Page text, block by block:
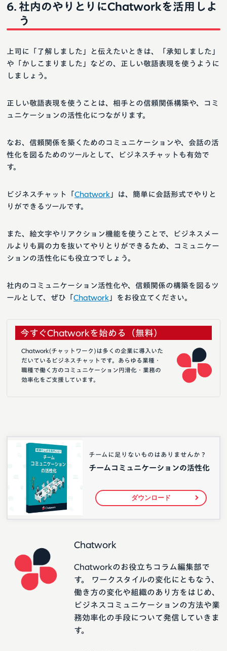
社内のやりとりにChatworkを活用しよ
う
上司に「了解しました」と伝えたいときは、「承知しました」
や「かしこまりました」などの、正しい敬語表現を使うように
しましょう。
正しい敬語表現を使うことは、相手との信頼関係構築や、コミ
ュニケーションの活性化につながります。
なお、信頼関係を築くためのコミュニケーションや、会話の活
性化を図るためのツールとして、ビジネスチャットも有効で
す。
ビジネスチャット「 Chatwork 」は、簡単に会話形式でやりと
りができるツールです。
また、絵文字やリアクション機能を使うことで、ビジネスメー
ルよりも肩の力を抜いてやりとりができるため、コミュニケー
ションの活性化にも役立つでしょう。
社内のコミュニケーション活性化や、信頼関係の構築を図るツ
ールとして、ぜひ「 Chatwork 」をお役立てください。
今すぐChatworkを始める（無料）
Chatwork(チャットワーク)は多くの企業に導入いた
だいているビジネスチャットです。あらゆる業種・
職種で働く方のコミュニケーション円滑化・業務の
効率化をご支援しています。
チームに足りないものはありませんか？
チームコミュニケーションの活性化
ダウンロード
Chatwork
Chatworkのお役立ちコラム編集部で
す。 ワークスタイルの変化にともなう、
働き方の変化や組織のあり方をはじめ、
ビジネスコミュニケーションの方法や業
務効率化の手段について発信していきま
す。